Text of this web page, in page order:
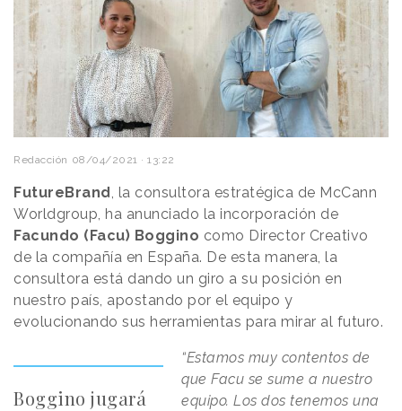
Redacción 08/04/2021 · 13:22
FutureBrand , la consultora estratégica de McCann
Worldgroup, ha anunciado la incorporación de
Facundo (Facu) Boggino como Director Creativo
de la compañía en España. De esta manera, la
consultora está dando un giro a su posición en
nuestro país, apostando por el equipo y
evolucionando sus herramientas para mirar al futuro.
Boggino jugará
“Estamos muy contentos de
que Facu se sume a nuestro
equipo. Los dos tenemos una